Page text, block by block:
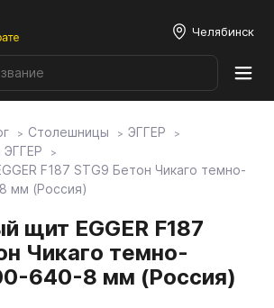
Челябинск
Столешницы
ЭГГЕР
F187 STG9 Бетон Чикаго темно-
мм (Россия)
щит EGGER F187
Чикаго темно-
640-8 мм (Россия)